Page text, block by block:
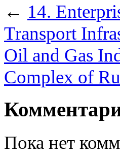
← 14.
Transport
Oil and Gas
Complex of
Пока нет